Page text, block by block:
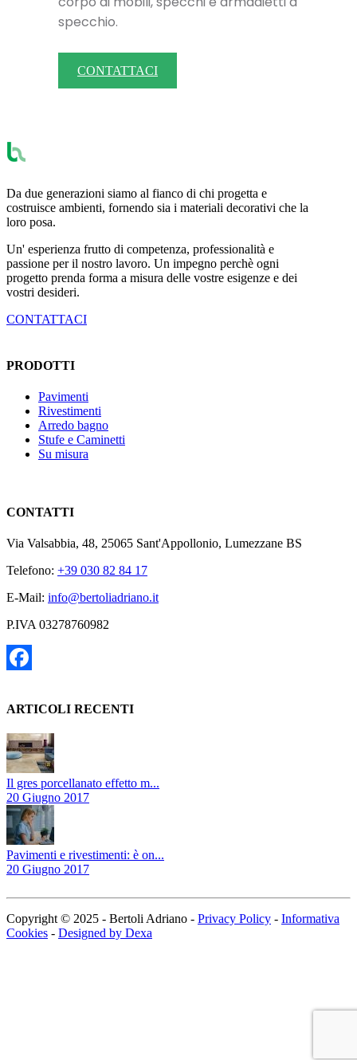
specchio.
CONTATTACI
Da due generazioni siamo al fianco di chi progetta e
costruisce ambienti, fornendo sia i materiali decorativi che la
loro posa.
Un' esperienza frutto di competenza, professionalità e
passione per il nostro lavoro. Un impegno perchè ogni
progetto prenda forma a misura delle vostre esigenze e dei
vostri desideri.
CONTATTACI
PRODOTTI
Pavimenti
Rivestimenti
Arredo bagno
Stufe e Caminetti
Su misura
CONTATTI
Via Valsabbia, 48, 25065 Sant'Appollonio, Lumezzane BS
Telefono: +39 030 82 84 17
E-Mail: info@bertoliadriano.it
P.IVA 03278760982
ARTICOLI RECENTI
Il gres porcellanato effetto m...
20 Giugno 2017
Pavimenti e rivestimenti: è on...
20 Giugno 2017
Copyright © 2025 - Bertoli Adriano - Privacy Policy - Informativa
Cookies - Designed by Dexa